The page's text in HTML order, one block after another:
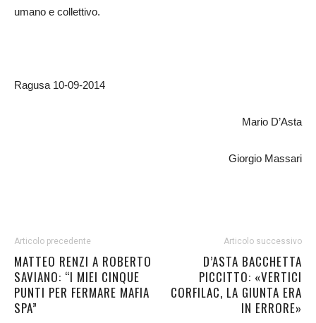
umano e collettivo.
Ragusa 10-09-2014
Mario D’Asta
Giorgio Massari
Articolo precedente
MATTEO RENZI A ROBERTO
SAVIANO: “I MIEI CINQUE
PUNTI PER FERMARE MAFIA
SPA”
Articolo successivo
D’ASTA BACCHETTA
PICCITTO: «VERTICI
CORFILAC, LA GIUNTA ERA
IN ERRORE»